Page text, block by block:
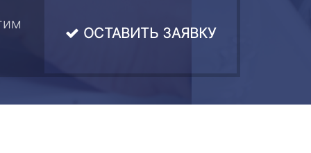
ОСТАВИТЬ ЗАЯВКУ